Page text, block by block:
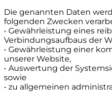
Die genannten Daten
folgenden Zwecken
• Gewährleistung eines
Verbindungsaufbaus der
• Gewährleistung einer
unserer Website,
• Auswertung der
sowie
• zu allgemeinen